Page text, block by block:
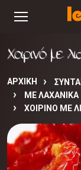
Χοιρινό με
ΑΡΧΙΚΉ
ΜΕ ΛΑΧΑΝΙΚΑ
ΧΟΙΡΙΝΌ ΜΕ